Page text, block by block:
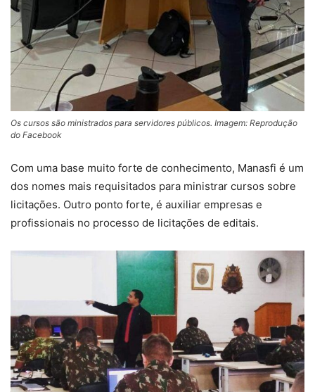
Os cursos são ministrados para servidores públicos. Imagem: Reprodução
do Facebook
Com uma base muito forte de conhecimento, Manasfi é um
dos nomes mais requisitados para ministrar cursos sobre
licitações. Outro ponto forte, é auxiliar empresas e
profissionais no processo de licitações de editais.